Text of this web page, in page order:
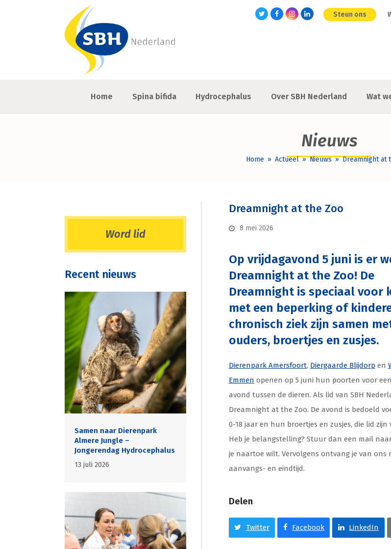
TwitterFacebookInstagram
LinkedIn Steun ons
Home Spina bifida Hydrocephalus Over SBH Nederland Wat
Nieuws
Home » Actueel»Nieuws»Dreamnight at
Dreamnight at the Zoo
8 mei 2026
Op vrijdagavond 5 juni is er
Dreamnight at the Zoo! De
Dreamnight is speciaal voor
met een beperking of
chronisch ziek zijn samen
ouders, broertjes en zusjes.
Dierenpark Amersfoort, Diergaarde Blijdorp en
Emmen openen op 5 juni hun poorten voor
avond tussen de dieren. Als lid van SBH
Dreamnight at the Zoo. De avond is bedoeld
0-18 jaar en hun broertjes en zusjes, die lid zijn
Heb je belangstelling? Stuur dan een mail
je naartoe wilt. Vervolgens ontvang je van
aanvangs- en eindtijd.
Delen
Twitter Facebook LinkedIn
Word lid
Recent nieuws
Samen naar Dierenpark
Almere Jungle –
Jongerendag Hydrocephalus
13 juli 2026